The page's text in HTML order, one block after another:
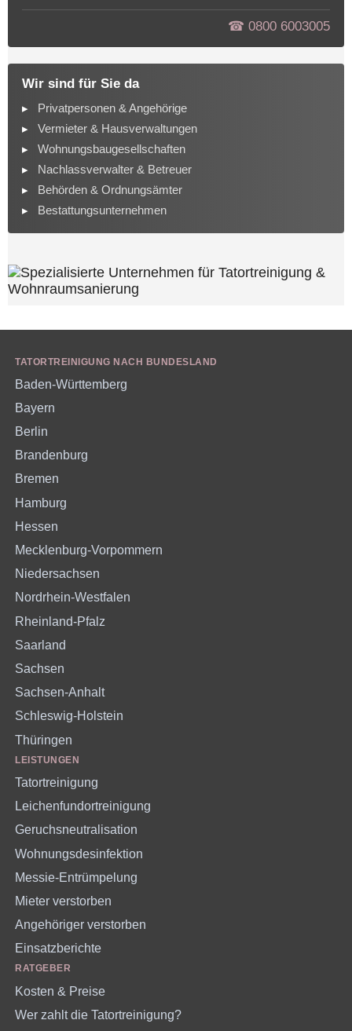
☎︎ 0800 6003005
Wir sind für Sie da
Privatpersonen & Angehörige
Vermieter & Hausverwaltungen
Wohnungsbaugesellschaften
Nachlassverwalter & Betreuer
Behörden & Ordnungsämter
Bestattungsunternehmen
TATORTREINIGUNG NACH BUNDESLAND
Baden-Württemberg
Bayern
Berlin
Brandenburg
Bremen
Hamburg
Hessen
Mecklenburg-Vorpommern
Niedersachsen
Nordrhein-Westfalen
Rheinland-Pfalz
Saarland
Sachsen
Sachsen-Anhalt
Schleswig-Holstein
Thüringen
LEISTUNGEN
Tatortreinigung
Leichenfundortreinigung
Geruchsneutralisation
Wohnungsdesinfektion
Messie-Entrümpelung
Mieter verstorben
Angehöriger verstorben
Einsatzberichte
RATGEBER
Kosten & Preise
Wer zahlt die Tatortreinigung?